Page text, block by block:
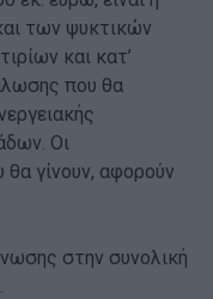
των ψυκτικών
και κατ’
που θα
Οι
γίνουν, αφορούν
στην συνολική